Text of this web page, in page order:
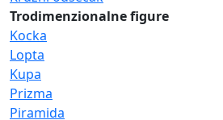
Trodimenzionalne figure
Kocka
Lopta
Kupa
Prizma
Piramida